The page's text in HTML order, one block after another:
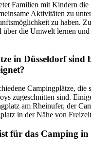
Familien mit Kindern
Aktivitäten zu
zu haben.
die Umwelt lernen und
in Düsseldorf sind
Campingplätze, die
zugeschnitten sind.
am Rheinufer, der
in der Nähe von
für das Camping in